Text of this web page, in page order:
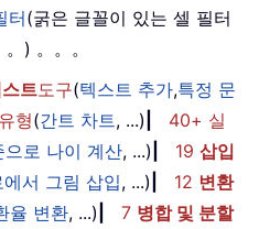
터(굵은 글꼴이 있는 셀 필터
) 。。。
트도구(텍스트 추가,특정 문
유형(간트 차트, ...)
40+ 실
으로 나이 계산, ...) 19 삽입
에서 그림 삽입, ...) 12 변환
율 변환, ...) 7 병합 및 분할